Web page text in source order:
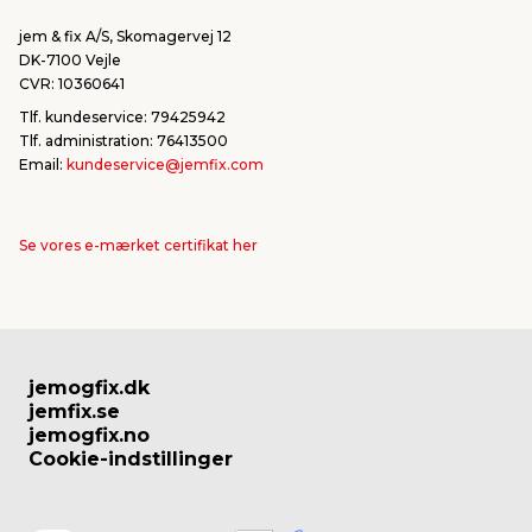
jem & fix A/S, Skomagervej 12
DK-7100 Vejle
CVR: 10360641
Tlf. kundeservice: 79425942
Tlf. administration: 76413500
Email: kundeservice@jemfix.com
Se vores e-mærket certifikat her
jemogfix.dk
jemfix.se
jemogfix.no
Cookie-indstillinger